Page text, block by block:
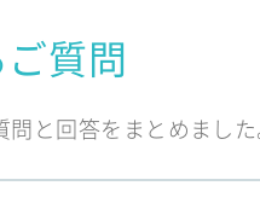
質問
問と回答をまとめまし